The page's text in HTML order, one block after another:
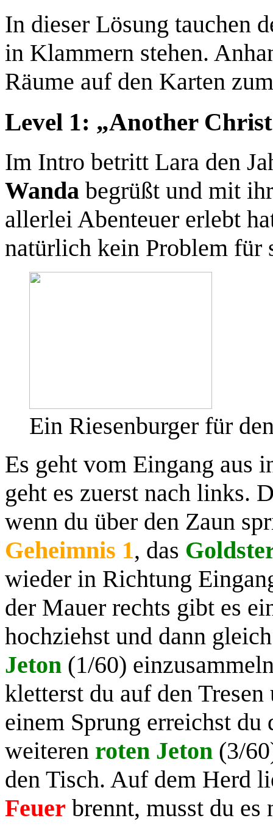
In dieser Lösung tauchen
in Klammern stehen.
Räume auf den Karten
Level 1: „Another
Im Intro betritt Lara den
Wanda begrüßt und mit
allerlei Abenteuer erlebt
natürlich kein Problem für
Ein Riesenburger für
Es geht vom Eingang aus
geht es zuerst nach links.
wenn du über den Zaun
Geheimnis 1, das
wieder in Richtung
der Mauer rechts gibt es
hochziehst und dann
Jeton (1/60)
kletterst du auf den
einem Sprung erreichst du
weiteren roten Jeton (3/
den Tisch. Auf dem Herd
Feuer brennt, musst du es